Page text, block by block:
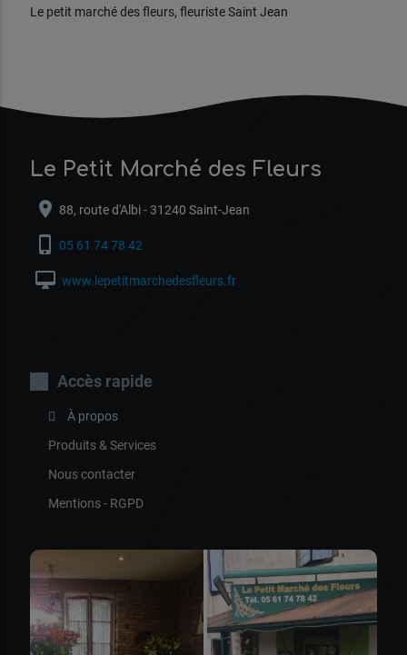
Le petit marché des fleurs, fleuriste Saint Jean
Le
Le Petit Marché des Fleurs
location_on 88, route d'Albi - 31240 Saint-Jean
phone_iphone 05 61 74 78 42
desktop_mac www.lepetitmarchedesfleurs.fr
Accès rapide
À propos
Produits & Services
Nous contacter
Mentions - RGPD